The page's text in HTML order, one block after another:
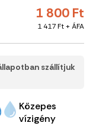
1 800 Ft
1 417 Ft + ÁFA
szállítjuk
Közepes
vízigény